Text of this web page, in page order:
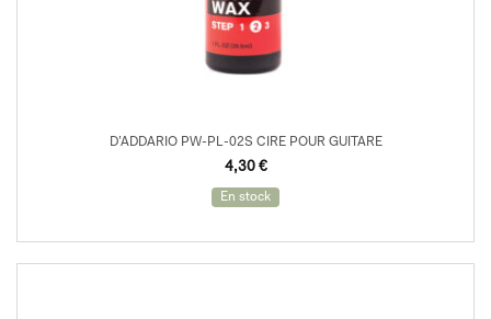
D’ADDARIO PW-PL-02S CIRE POUR GUITARE
4,30 €
En stock